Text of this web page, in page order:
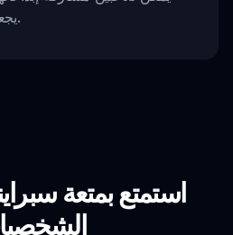
يجعلها تجربة تعاون جذابة.
استمتع بمتعة